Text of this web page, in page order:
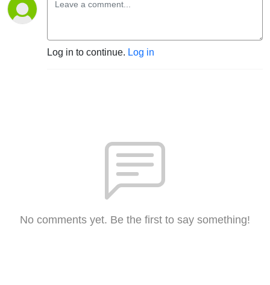
Log in to continue. Log in
No comments yet. Be the first to say something!